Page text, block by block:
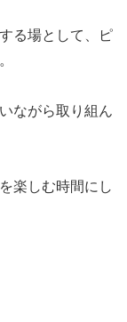
る場として、ピ
ながら取り組ん
楽しむ時間にし